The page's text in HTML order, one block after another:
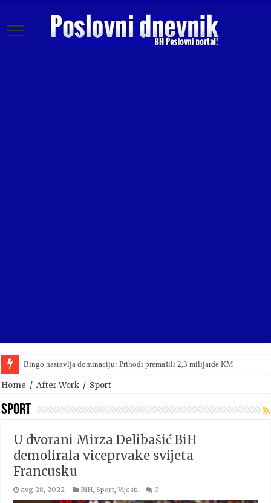
Bingo nastavlja dominaciju: Prihodi premašili 2,3 milijarde KM
Viktor Orban upravo priznao poraz na parlamentarnim izborima u
Home / After Work / Sport
Sport
U dvorani Mirza Delibašić BiH
demolirala viceprvake svijeta
Francusku
avg 28, 2022 BiH,Sport,Vijesti 0